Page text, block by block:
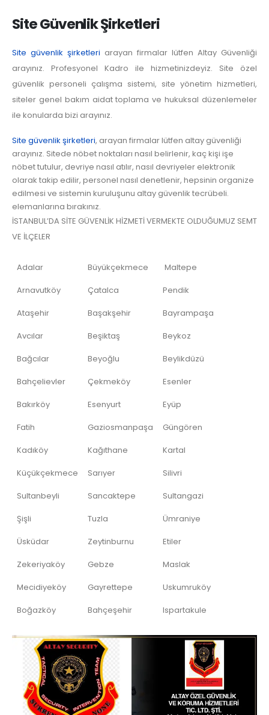
Site Güvenlik Şirketleri
Site güvenlik şirketleri arayan firmalar lütfen Altay Güvenliği
arayınız. Profesyonel Kadro ile hizmetinizdeyiz. Site özel
güvenlik personeli çalışma sistemi, site yönetim hizmetleri,
siteler genel bakım aidat toplama ve hukuksal düzenlemeler
ile konularda bizi arayınız.
Site güvenlik şirketleri, arayan firmalar lütfen altay güvenliği
arayınız. Sitede nöbet noktaları nasıl belirlenir, kaç kişi işe
nöbet tutulur, devriye nasıl atılır, nasıl devriyeler elektronik
olarak takip edilir, personel nasıl denetlenir, hepsinin organize
edilmesi ve sistemin kuruluşunu altay güvenlik tecrübeli.
elemanlarına bırakınız.
İSTANBUL’DA SİTE GÜVENLİK HİZMETİ VERMEKTE OLDUĞUMUZ SEMT
VE İLÇELER
Adalar Büyükçekmece
Maltepe
Arnavutköy
Çatalca
Pendik
Ataşehir
Başakşehir
Bayrampaşa
Avcılar
Beşiktaş
Beykoz
Bağcılar
Beyoğlu
Beylikdüzü
Bahçelievler
Çekmeköy
Esenler
Bakırköy
Esenyurt
Eyüp
Fatih
Gaziosmanpaşa
Güngören
Kadıköy
Kağıthane
Kartal
Küçükçekmece
Sarıyer
Silivri
Sultanbeyli
Sancaktepe
Sultangazi
Şişli
Tuzla
Ümraniye
Üsküdar
Zeytinburnu
Etiler
Zekeriyaköy
Gebze
Maslak
Mecidiyeköy
Gayrettepe
Uskumruköy
Boğazköy
Bahçeşehir Ispartakule